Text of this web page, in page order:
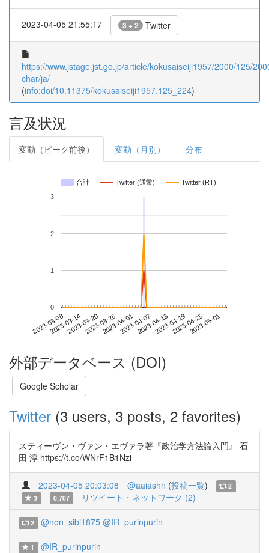
2023-04-05 21:55:17 3 + 2 Twitter
https://www.jstage.jst.go.jp/article/kokusaiseiji1957/2000/125/
char/ja/
(info:doi/10.11375/kokusaiseiji1957.125_224)
言及状況
変動（ピーク前後） 変動（月別） 分布
合計 Twitter (通常) Twitter (RT)
2023-03-082023-03-142023-03-202023-03-262023-04-012023-04-072023-04-132023-04-192023-04-252023-05-01
0
1
2
3
外部データベース (DOI)
Google Scholar
Twitter (3 users, 3 posts, 2 favorites)
スティーヴン・ヴァン・エヴァラ著『政治学方法論入門』 石
田 淳 https://t.co/WNrF1B1Nzi
2023-04-05 20:03:08 @aaiashn (投稿一覧)
2
3
0.707 リツイート・ネットワーク (2)
2 @non_sibi1875 @IR_purinpurin
1 @IR_purinpurin